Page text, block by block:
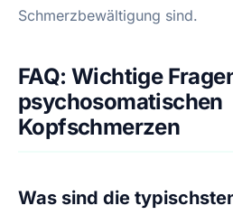
Schmerzbewältigung sind.
FAQ: Wichtige
psychosomatischen
Kopfschmerzen
Was sind die